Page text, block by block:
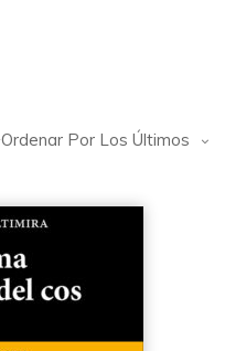
Ordenar Por Los Últimos